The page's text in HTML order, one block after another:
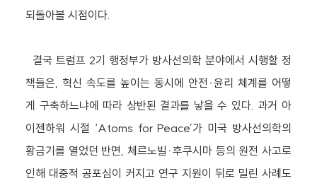
되돌아볼 시점이다.
결국 트럼프 2기 행정부가 방사선의학 분야에서 시행할 정
책들은, 혁신 속도를 높이는 동시에 안전·윤리 체계를 어떻
게 구축하느냐에 따라 상반된 결과를 낳을 수 있다. 과거 아
이젠하워 시절 ‘Atoms for Peace’가 미국 방사선의학의
황금기를 열었던 반면, 체르노빌·후쿠시마 등의 원전 사고로
인해 대중적 공포심이 커지고 연구 지원이 뒤로 밀린 사례도